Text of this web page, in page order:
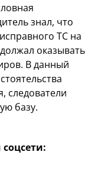
знал, что
ТС на
оказывать
В данный
следователи
базу.